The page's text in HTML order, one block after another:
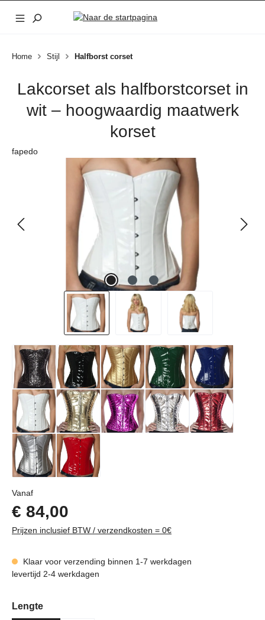
Ga naar de hoofdinhoud
Home Stijl Halfborst corset
Lakcorset als halfborstcorset in
wit – hoogwaardig maatwerk
korset
fapedo
Afbeeldingengalerij overslaan
VanafNormale prijs:
€ 84,00
Prijzen inclusief BTW / verzendkosten = 0€
Klaar voor verzending binnen 1-7 werkdagen
levertijd 2-4 werkdagen
Selecteer
Lengte